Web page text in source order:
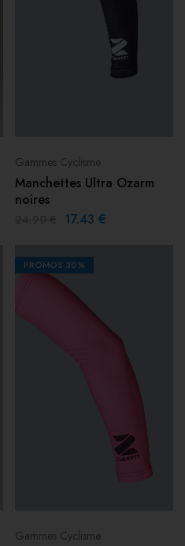
Gammes Cyclisme
Manchettes Ultra Ozarm
noires
17.43 €
PROMOS 30%
Gammes Cyclisme